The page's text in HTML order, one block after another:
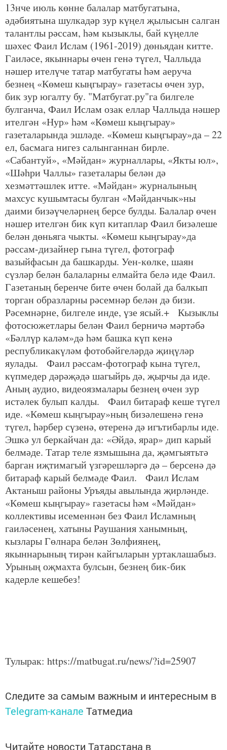
13нче июль көнне балалар матбугатына,
әдәбиятына шулкадәр зур күңел җылысын салган
талантлы рәссам, һәм кызыклы, бай күңелле
шәхес Фаил Ислам (1961-2019) дөньядан китте.
Гаиләсе, якыннары өчен генә түгел, Чаллыда
нәшер ителүче татар матбугаты һәм аеруча
безнең «Көмеш кыңгырау» газетасы өчен зур,
бик зур югалту бу. "Матбугат.ру"га билгеле
булганча, Фаил Ислам озак еллар Чаллыда нәшер
ителгән «Нур» һәм «Көмеш кыңгырау»
газеталарында эшләде. «Көмеш кыңгырау»да – 22
ел, басмага нигез салынганнан бирле.
«Сабантуй», «Мәйдан» журналлары, «Якты юл»,
«Шәһри Чаллы» газеталары белән дә
хезмәттәшлек итте. «Мәйдан» журналының
махсус кушымтасы булган «Мәйданчык»ны
даими бизәүчеләрнең берсе булды. Балалар өчен
нәшер ителгән бик күп китаплар Фаил бизәлеше
белән дөньяга чыкты. «Көмеш кыңгырау»да
рәссам-дизайнер гына түгел, фотограф
вазыйфасын да башкарды. Уен-көлке, шаян
сүзләр белән балаларны елмайта белә иде Фаил.
Газетаның беренче бите өчен болай да балкып
торган образларны рәсемнәр белән дә бизи.
Рәсемнәрне, билгеле инде, үзе ясый.+ Кызыклы
фотосюжетлары белән Фаил берничә мәртәбә
«Бәллүр каләм»дә һәм башка күп кенә
республикакүләм фотобәйгеләрдә җиңүләр
яулады. Фаил рәссам-фотограф кына түгел,
күпмедер дәрәҗәдә шагыйрь дә, җырчы да иде.
Аның аудио, видеоязмалары безнең өчен зур
истәлек булып калды. Фаил битараф кеше түгел
иде. «Көмеш кыңгырау»ның бизәлешенә генә
түгел, һәрбер сүзенә, өтеренә дә игътибарлы иде.
Эшкә ул беркайчан да: «Әйдә, ярар» дип карый
белмәде. Татар теле язмышына да, җәмгыятьтә
барган иҗтимагый үзгәрешләргә дә – берсенә дә
битараф карый белмәде Фаил. Фаил Ислам
Актаныш районы Уръяды авылында җирләнде.
«Көмеш кыңгырау» газетасы һәм «Мәйдан»
коллективы исеменнән без Фаил Исламның
гаиләсенең, хатыны Раушания ханымның,
кызлары Гөлнара белән Зөлфиянең,
якыннарының тирән кайгыларын уртаклашабыз.
Урының оҗмахта булсын, безнең бик-бик
кадерле кешебез!
Тулырак: https://matbugat.ru/news/?id=25907
Следите за самым важным и интересным в
Telegram-канале Татмедиа
Читайте новости Татарстана в